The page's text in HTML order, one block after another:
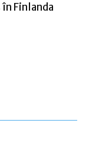
Finlanda